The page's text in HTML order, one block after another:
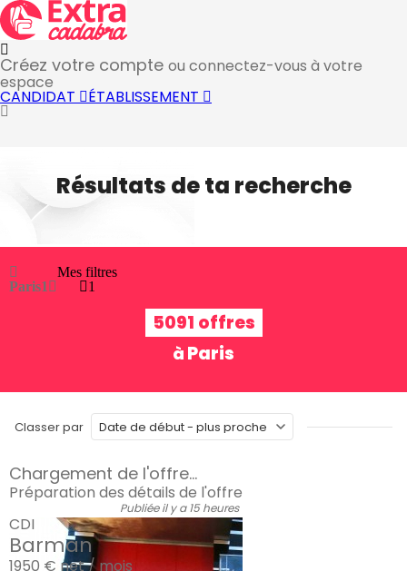
Créez votre compte ou connectez-vous à votre
espace
CANDIDAT ÉTABLISSEMENT
Résultats de ta recherche
Paris1
Mes filtres
1
5091 offres
à Paris
Classer par
Chargement de l'offre...
Préparation des détails de l'offre
Publiée il y a 15 heures
CDI
Barman
1950 € net / mois